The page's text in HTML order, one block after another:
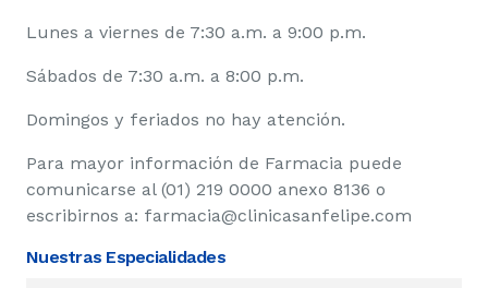
Lunes a viernes de 7:30 a.m. a 9:00 p.m.
Sábados de 7:30 a.m. a 8:00 p.m.
Domingos y feriados no hay atención.
Para mayor información de Farmacia puede
comunicarse al (01) 219 0000 anexo 8136 o
escribirnos a: farmacia@clinicasanfelipe.com
Nuestras Especialidades